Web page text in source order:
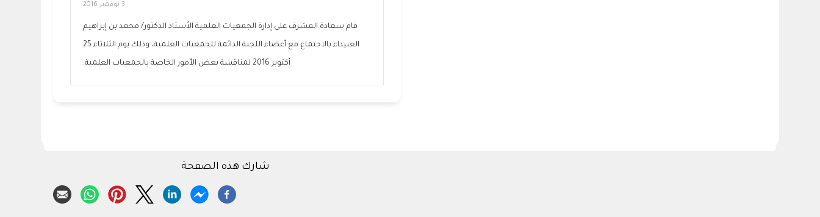
3 نوفمبر 2016
قام سعادة المشرف على إدارة الجمعيات العلمية الأستاذ الدكتور/ محمد بن إبراهيم
العبيداء بالاجتماع مع أعضاء اللجنة الدائمة للجمعيات العلمية، وذلك يوم الثلاثاء 25
أكتوبر 2016 لمناقشة بعض الأمور الخاصة بالجمعيات العلمية.
شارك هذه الصفحة